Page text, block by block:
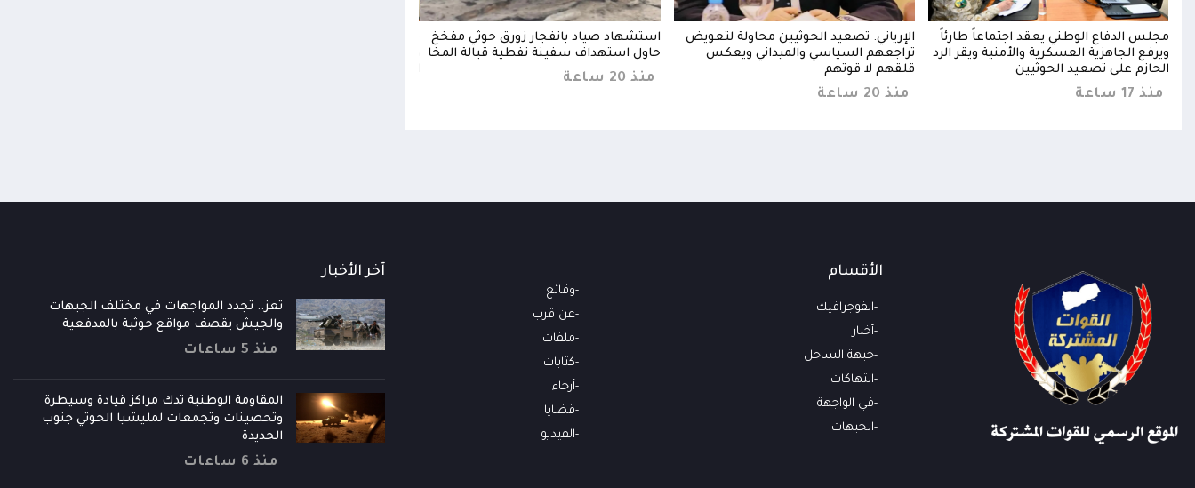
مجلس الدفاع الوطني يعقد اجتماعاً طارئاً
ويرفع الجاهزية العسكرية والأمنية ويقر الرد
الحازم على تصعيد الحوثيين
منذ 17 ساعة
الإرياني: تصعيد الحوثيين محاولة لتعويض
تراجعهم السياسي والميداني ويعكس
قلقهم لا قوتهم
منذ 20 ساعة
استشهاد صياد بانفجار زورق حوثي مفخخ
حاول استهداف سفينة نفطية قبالة المخا
منذ 20 ساعة
الأقسام
انفوجرافيك
أخبار
جبهة الساحل
انتهاكات
في الواجهة
الجبهات
وقائع
عن قرب
ملفات
كتابات
أرجاء
قضايا
الفيديو
آخر الأخبار
تعز.. تجدد المواجهات في مختلف الجبهات
والجيش يقصف مواقع حوثية بالمدفعية
منذ 5 ساعات
المقاومة الوطنية تدك مراكز قيادة وسيطرة
وتحصينات وتجمعات لمليشيا الحوثي جنوب
الحديدة
منذ 6 ساعات